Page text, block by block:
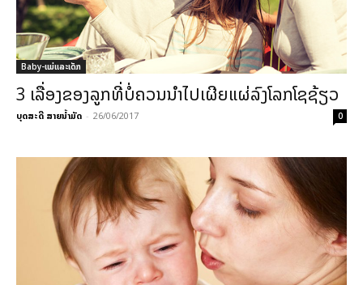
Baby-ແມ່ແລະເດັກ
3 ເລື່ອງຂອງລູກທີ່ບໍ່ຄວນນຳໄປເຜີຍແຜ່ລົງໂລກໂຊຊ້ຽວ
ບຸດສະດີ ສາຍນ້ຳມັດ - 26/06/2017 0